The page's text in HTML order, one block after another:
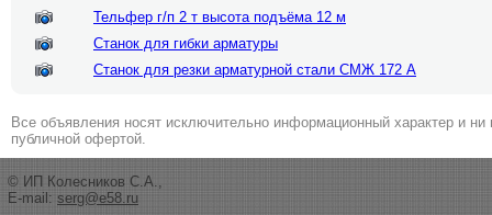
Тельфер г/п 2 т высота подъёма 12 м
Станок для гибки арматуры
Станок для резки арматурной стали СМЖ 172 А
Все объявления носят исключительно информационный характер и ни
публичной офертой.
© ИП Колесников С.А.,
E-mail: serg@e58.ru